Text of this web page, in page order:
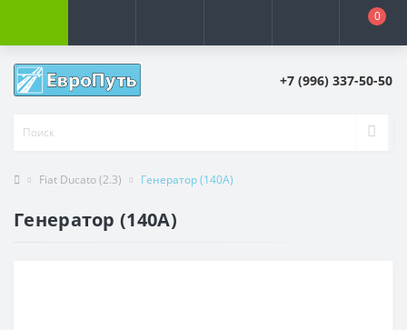
0
+7 (996) 337-50-50
Fiat Ducato (2.3) Генератор (140А)
Генератор (140А)